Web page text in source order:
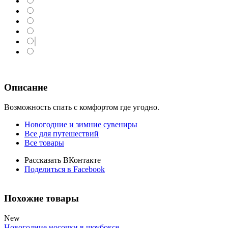
Описание
Возможность спать с комфортом где угодно.
Новогодние и зимние сувениры
Все для путешествий
Все товары
Рассказать ВКонтакте
Поделиться в Facebook
Похожие товары
New